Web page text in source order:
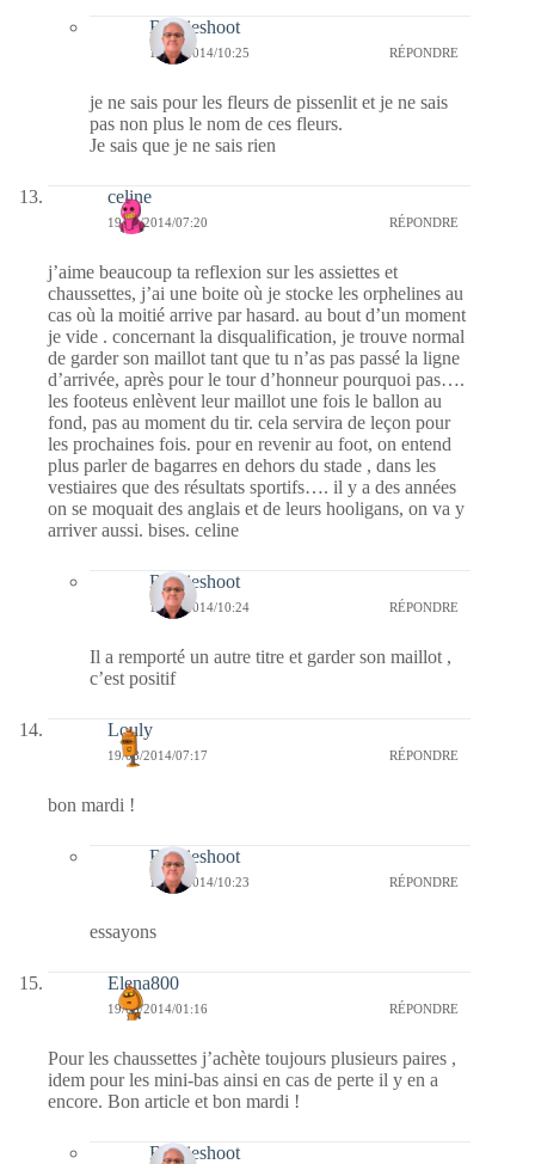
Bernieshoot
19/08/2014/10:25 RÉPONDRE
je ne sais pour les fleurs de pissenlit et je ne sais
pas non plus le nom de ces fleurs.
Je sais que je ne sais rien
celine
19/08/2014/07:20 RÉPONDRE
j’aime beaucoup ta reflexion sur les assiettes et
chaussettes, j’ai une boite où je stocke les orphelines au
cas où la moitié arrive par hasard. au bout d’un moment
je vide . concernant la disqualification, je trouve normal
de garder son maillot tant que tu n’as pas passé la ligne
d’arrivée, après pour le tour d’honneur pourquoi pas….
les footeus enlèvent leur maillot une fois le ballon au
fond, pas au moment du tir. cela servira de leçon pour
les prochaines fois. pour en revenir au foot, on entend
plus parler de bagarres en dehors du stade , dans les
vestiaires que des résultats sportifs…. il y a des années
on se moquait des anglais et de leurs hooligans, on va y
arriver aussi. bises. celine
Bernieshoot
19/08/2014/10:24 RÉPONDRE
Il a remporté un autre titre et garder son maillot ,
c’est positif
Louly
19/08/2014/07:17 RÉPONDRE
bon mardi !
Bernieshoot
19/08/2014/10:23 RÉPONDRE
essayons
Elena800
19/08/2014/01:16 RÉPONDRE
Pour les chaussettes j’achète toujours plusieurs paires ,
idem pour les mini-bas ainsi en cas de perte il y en a
encore. Bon article et bon mardi !
Bernieshoot